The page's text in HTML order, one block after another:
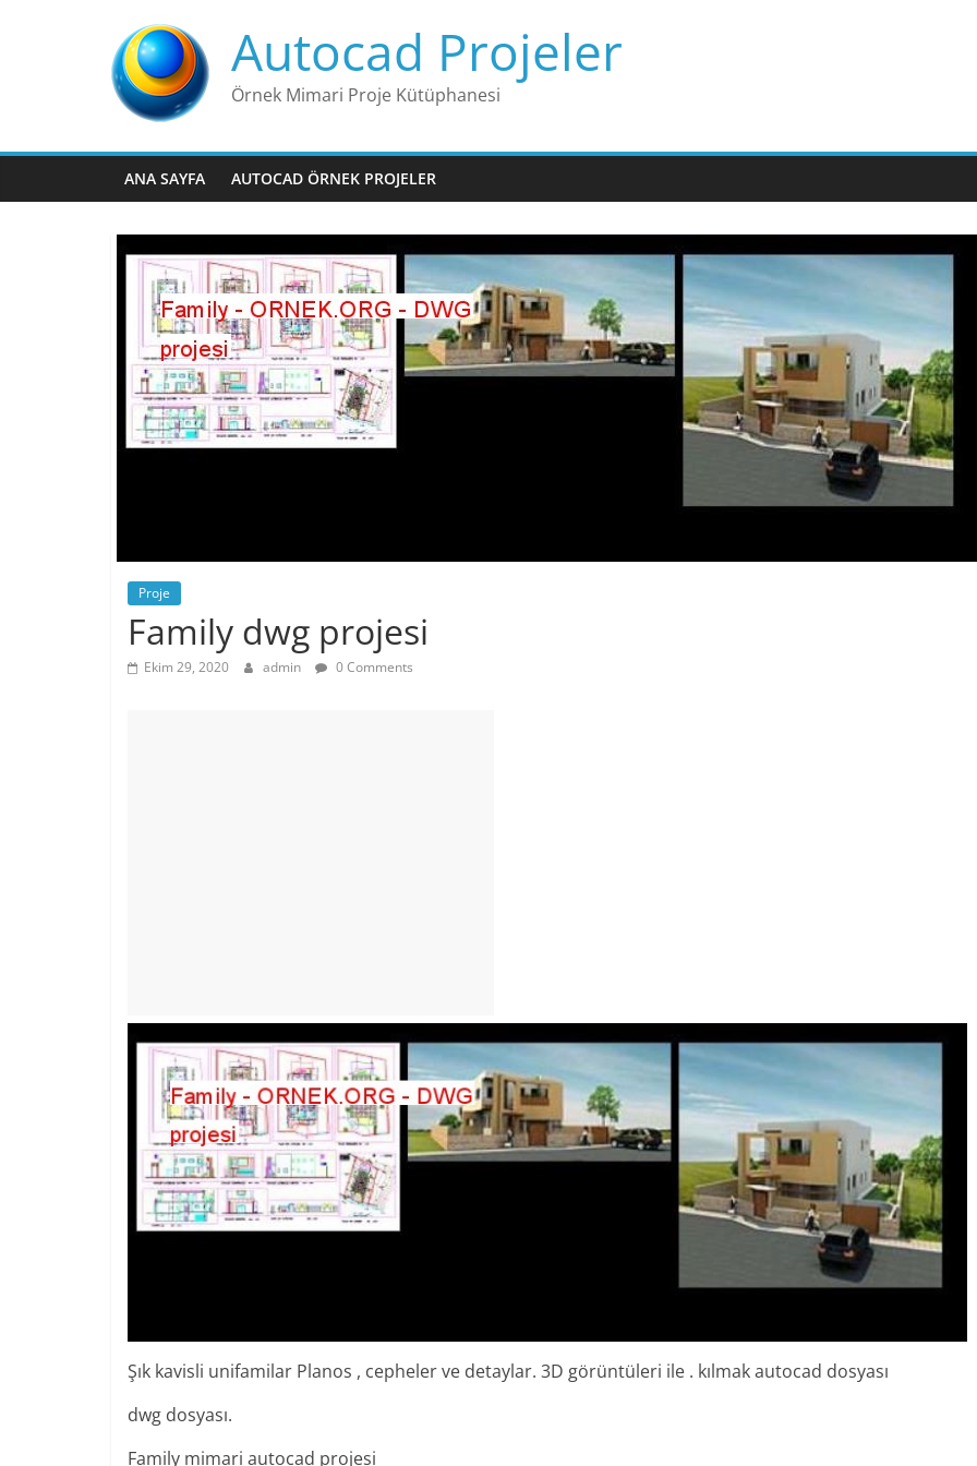
Autocad Projeler
Örnek Mimari Proje Kütüphanesi
ANA SAYFA AUTOCAD ÖRNEK PROJELER
Proje
Family dwg projesi
Ekim 29, 2020 admin 0 Comments
Şık kavisli unifamilar Planos , cepheler ve detaylar. 3D görüntüleri ile . kılmak autocad dosyası
dwg dosyası.
Family mimari autocad projesi